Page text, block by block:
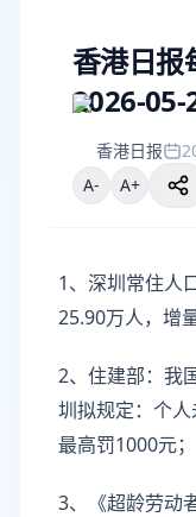
香港日报
2026-05-
香港日报
A-
A+
1、深圳常住人
25.90万人，增
2、住建部：我
圳拟规定：个
最高罚1000元；
3、《超龄劳动